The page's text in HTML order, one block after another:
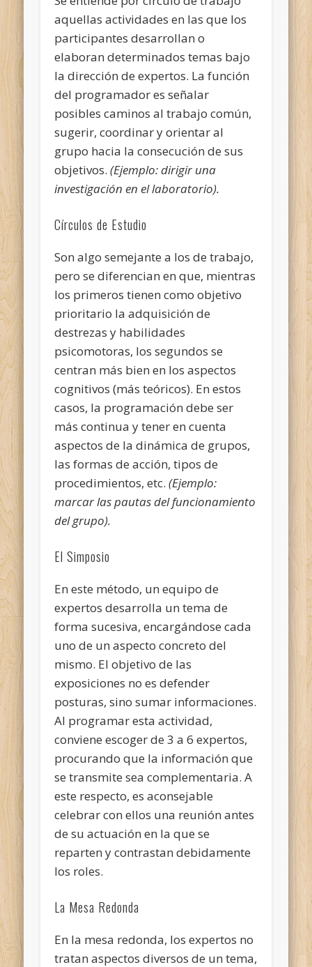
aquellas actividades en las que los
participantes desarrollan o
elaboran determinados temas bajo
la dirección de expertos. La función
del programador es señalar
posibles caminos al trabajo común,
sugerir, coordinar y orientar al
grupo hacia la consecución de sus
objetivos.(Ejemplo: dirigir una
investigación en el laboratorio).
Círculos de Estudio
Son algo semejante a los de trabajo,
pero se diferencian en que, mientras
los primeros tienen como objetivo
prioritario la adquisición de
destrezas y habilidades
psicomotoras, los segundos se
centran más bien en los aspectos
cognitivos (más teóricos). En estos
casos, la programación debe ser
más continua y tener en cuenta
aspectos de la dinámica de grupos,
las formas de acción, tipos de
procedimientos, etc.(Ejemplo:
marcar las pautas del funcionamiento
del grupo).
El Simposio
En este método, un equipo de
expertos desarrolla un tema de
forma sucesiva, encargándose cada
uno de un aspecto concreto del
mismo. El objetivo de las
exposiciones no es defender
posturas, sino sumar informaciones.
Al programar esta actividad,
conviene escoger de 3 a 6 expertos,
procurando que la información que
se transmite sea complementaria. A
este respecto, es aconsejable
celebrar con ellos una reunión antes
de su actuación en la que se
reparten y contrastan debidamente
los roles.
La Mesa Redonda
En la mesa redonda, los expertos no
tratan aspectos diversos de un tema,